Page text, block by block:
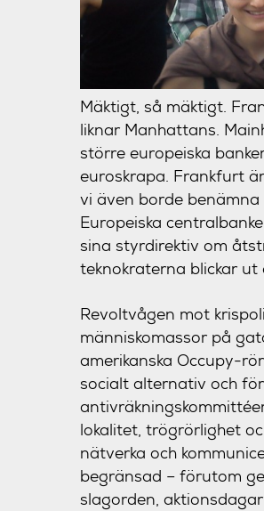
Mäktigt, så mäktigt.
liknar Manhattans.
större europeiska
euroskrapa. Frankfurt
vi även borde
Europeiska
sina styrdirektiv om
teknokraterna blickar
Revoltvågen mot
människomassor på
amerikanska Occupy-
socialt alternativ och
lokalitet, trögrörlighet
nätverka och
begränsad – förutom
slagorden,